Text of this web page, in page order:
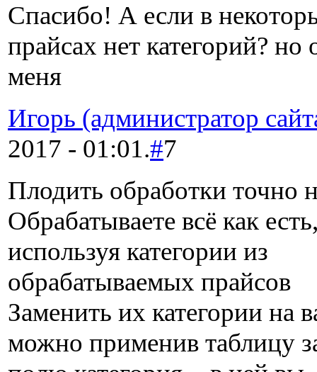
Спасибо! А если в
прайсах нет категорий? но
меня
Игорь (администратор
2017 - 01:01.#7
Плодить обработки точно
Обрабатываете всё как
используя категории из
обрабатываемых прайсов
Заменить их категории на
можно применив таблицу